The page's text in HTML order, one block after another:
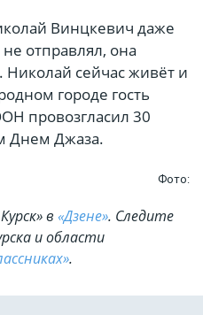
Винцкевич даже
отправлял, она
Николай сейчас живёт и
городе гость
провозгласил 30
Днем Джаза.
Фото:
в «Дзене». Cледите
и области
.